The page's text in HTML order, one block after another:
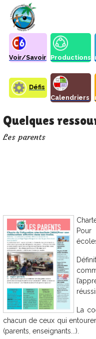
Voir/Savoir Productions
Défis
Calendriers
Quelques
Les parents
Pour
La
chacun de ceux qui
(parents, enseignants...).